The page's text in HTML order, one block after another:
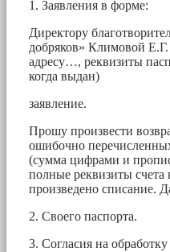
1. Заявления в форме:
Директору
добряков» Климовой
адресу…, реквизиты
когда выдан)
заявление.
Прошу произвести
ошибочно
(сумма цифрами и
полные реквизиты счета
произведено списание.
2. Своего паспорта.
3. Согласия на